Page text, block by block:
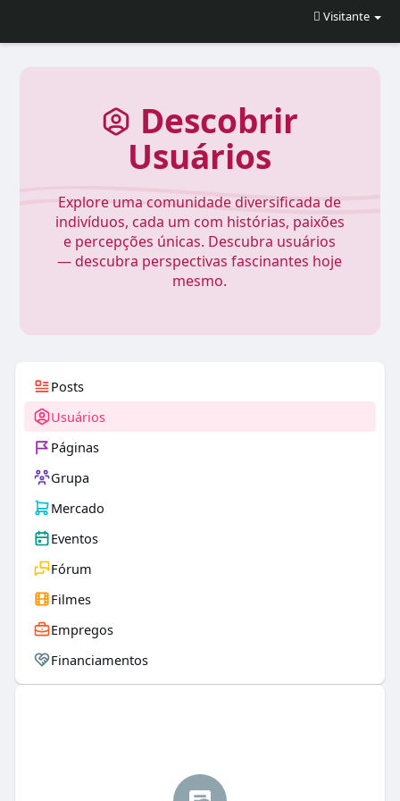
Visitante
Descobrir
Usuários
Explore uma comunidade diversificada de
indivíduos, cada um com histórias, paixões
e percepções únicas. Descubra usuários
— descubra perspectivas fascinantes hoje
mesmo.
Posts
Usuários
Páginas
Grupa
Mercado
Eventos
Fórum
Filmes
Empregos
Financiamentos